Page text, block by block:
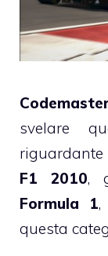
svelare
riguardante
F1 2010,
Formula 1,
questa